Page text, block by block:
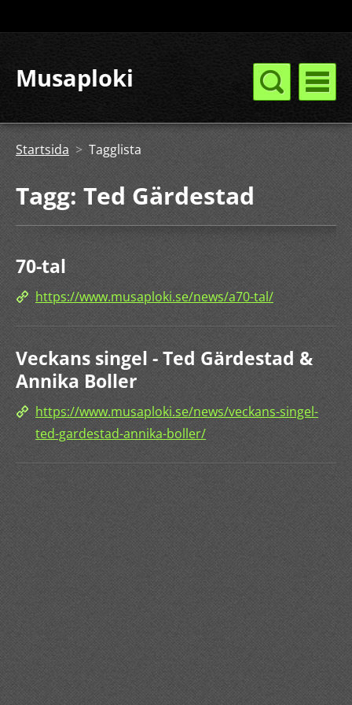
Musaploki
Startsida > Tagglista
Tagg: Ted Gärdestad
70-tal
https://www.musaploki.se/news/a70-tal/
Veckans singel - Ted Gärdestad &
Annika Boller
https://www.musaploki.se/news/veckans-singel-
ted-gardestad-annika-boller/